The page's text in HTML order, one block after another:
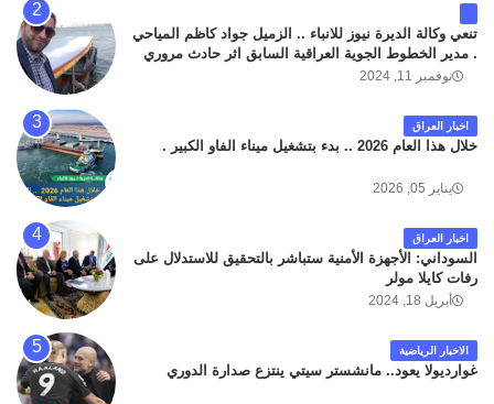
تنعي وكالة الديرة نيوز للانباء .. الزميل جواد كاظم المياحي
. مدير الخطوط الجوية العراقية السابق اثر حادث مروري
داخل مطار البصرة الدولي اليوم الاثنين على الطريق
كان سبب الحادث يعود لتصادم عجلته مع عجلة نوع كيا بنكو
تابعة لشركة الهلال الماسكة لإعمار مطار البصرة الدولي .
سائلين الله عز وجل ان يتغمد الفقيد بواسع رحمته ، و انا
نوفمبر 11, 2024
اخبار العراق
خلال هذا العام 2026 .. بدء بتشغيل ميناء الفاو الكبير .
يناير 05, 2026
اخبار العراق
السوداني: الأجهزة الأمنية ستباشر بالتحقيق للاستدلال على
رفات كايلا مولر
أبريل 18, 2024
الاخبار الرياضية
غوارديولا يعود.. مانشستر سيتي ينتزع صدارة الدوري